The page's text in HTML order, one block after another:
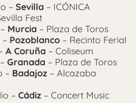
– Sevilla – ICÓNICA
Fest
Murcia – Plaza de Toros
Pozoblanco – Recinto Ferial
A Coruña – Coliseum
Granada – Plaza de Toros
– Badajoz – Alcazaba
– Cádiz – Concert Music